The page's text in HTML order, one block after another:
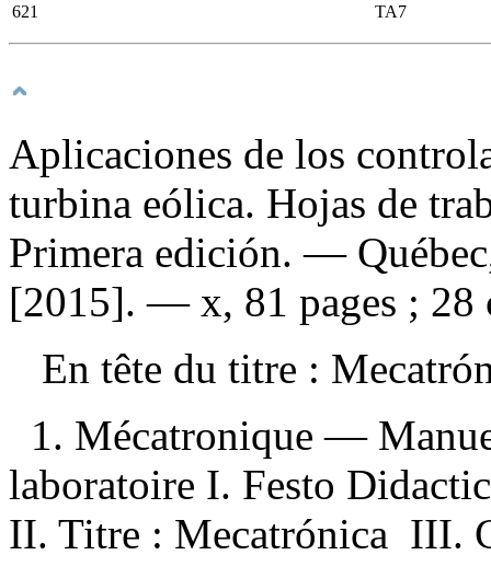
621 TA7
Aplicaciones de los
turbina eólica. Hojas de
Primera edición. —
[2015]. — x, 81 pages ;
En tête du titre :
1. Mécatronique —
laboratoire I. Festo
II. Titre : Mecatrónica III.